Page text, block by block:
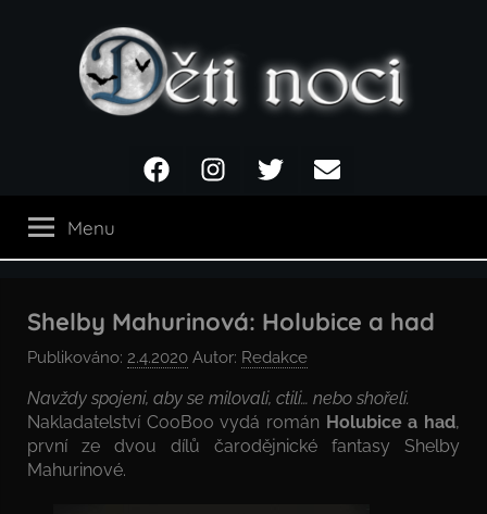
noci
FacebookInstagramTwitter Email
Menu
Shelby Mahurinová: Holubice a had
Publikováno: 2.4.2020 Autor: Redakce
Navždy spojeni, aby se milovali, ctili… nebo shořeli.
Nakladatelství CooBoo vydá román Holubice a had,
první ze dvou dílů čarodějnické fantasy Shelby
Mahurinové.